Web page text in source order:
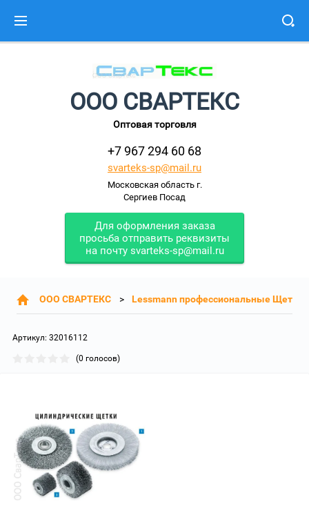
ООО СВАРТЕКС
Оптовая торговля
+7 967 294 60 68
svarteks-sp@mail.ru
Московская область г.
Сергиев Посад
Для оформления заказа
просьба отправить реквизиты
на почту svarteks-sp@mail.ru
ООО СВАРТЕКС Lessmann профессиональные
Артикул: 32016112
(0 голосов)